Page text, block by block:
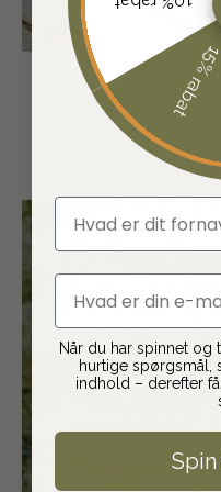
JAFI er
JAFI er en del
er
kæde inden for
butikker i både
15% rabat
fornavn
email
Når du har spinnet
hurtige spørgsmål,
indhold – derefter